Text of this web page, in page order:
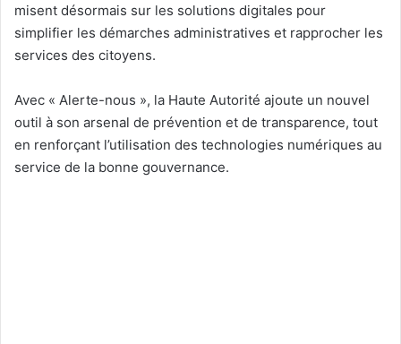
misent désormais sur les solutions digitales pour
simplifier les démarches administratives et rapprocher les
services des citoyens.
Avec « Alerte-nous », la Haute Autorité ajoute un nouvel
outil à son arsenal de prévention et de transparence, tout
en renforçant l’utilisation des technologies numériques au
service de la bonne gouvernance.